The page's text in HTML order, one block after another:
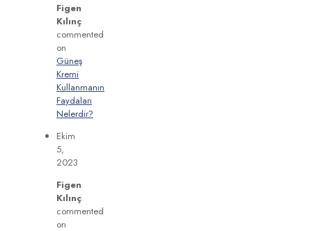
Figen
Kılınç
commented
on
Güneş
Kremi
Kullanmanın
Faydaları
Nelerdir?
Ekim
5,
2023
Figen
Kılınç
commented
on